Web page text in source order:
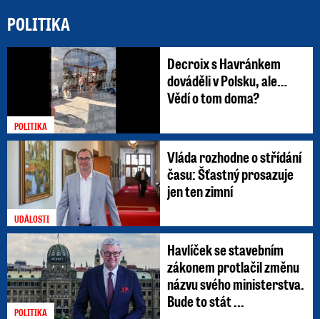
POLITIKA
POLITIKA
Decroix s Havránkem
dováděli v Polsku, ale…
Vědí o tom doma?
UDÁLOSTI
Vláda rozhodne o střídání
času: Šťastný prosazuje
jen ten zimní
POLITIKA
Havlíček se stavebním
zákonem protlačil změnu
názvu svého ministerstva.
Bude to stát ...